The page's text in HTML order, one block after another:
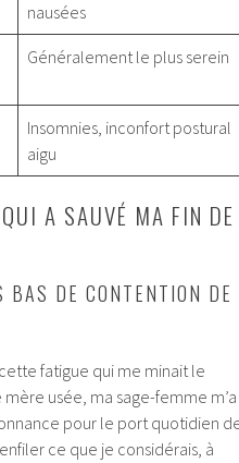
nausées
Généralement le plus serein
Insomnies, inconfort postural
aigu
A SAUVÉ MA FIN DE
BAS DE CONTENTION DE
fatigue qui me minait le
usée, ma sage-femme m’a
pour le port quotidien
ce que je considérais, à